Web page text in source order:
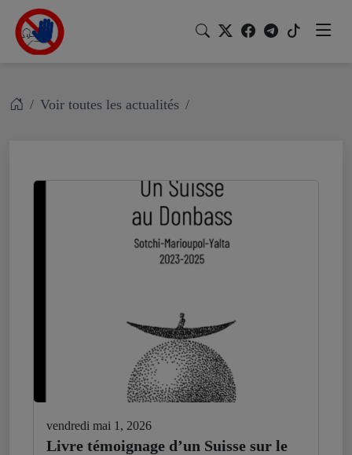
Voir toutes les actualités
vendredi mai 1, 2026
Livre témoignage d’un Suisse sur le